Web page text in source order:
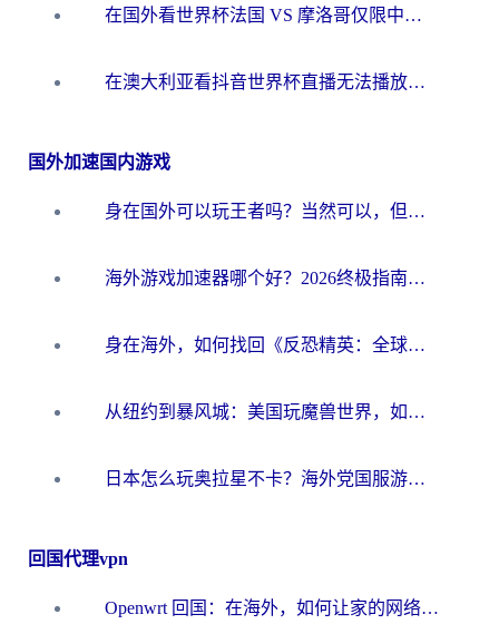
在国外看世界杯法国 VS 摩洛哥仅限中国大陆？别让地域限制拦下你的欢呼
在澳大利亚看抖音世界杯直播无法播放？海外党体育观赛终极指南来了！
国外加速国内游戏
身在国外可以玩王者吗？当然可以，但你需要这份“加速”指南
海外游戏加速器哪个好？2026终极指南帮你畅玩国服+解决卡顿难题
身在海外，如何找回《反恐精英：全球攻势》国服的丝滑手感？一份给你的终极指南
从纽约到暴风城：美国玩魔兽世界，如何找到你的最佳网络航线
日本怎么玩奥拉星不卡？海外党国服游戏加速器选择全攻略
回国代理vpn
Openwrt 回国：在海外，如何让家的网络触手可及